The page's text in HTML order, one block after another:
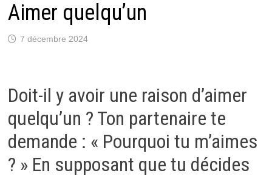
Aimer quelqu’un
7 décembre 2024
Doit-il y avoir une raison d’aimer
quelqu’un ? Ton partenaire te
demande : « Pourquoi tu m’aimes
? » En supposant que tu décides